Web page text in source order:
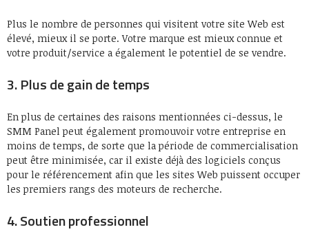
Plus le nombre de personnes qui visitent votre site Web est
élevé, mieux il se porte. Votre marque est mieux connue et
votre produit/service a également le potentiel de se vendre.
3. Plus de gain de temps
En plus de certaines des raisons mentionnées ci-dessus, le
SMM Panel peut également promouvoir votre entreprise en
moins de temps, de sorte que la période de commercialisation
peut être minimisée, car il existe déjà des logiciels conçus
pour le référencement afin que les sites Web puissent occuper
les premiers rangs des moteurs de recherche.
4. Soutien professionnel